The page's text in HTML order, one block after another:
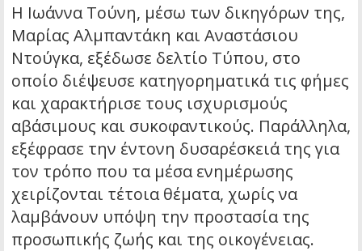
Η Ιωάννα Τούνη, μέσω των δικηγόρων της,
Μαρίας Αλμπαντάκη και Αναστάσιου
Ντούγκα, εξέδωσε δελτίο Τύπου, στο
οποίο διέψευσε κατηγορηματικά τις φήμες
και χαρακτήρισε τους ισχυρισμούς
αβάσιμους και συκοφαντικούς. Παράλληλα,
εξέφρασε την έντονη δυσαρέσκειά της για
τον τρόπο που τα μέσα ενημέρωσης
χειρίζονται τέτοια θέματα, χωρίς να
λαμβάνουν υπόψη την προστασία της
προσωπικής ζωής και της οικογένειας.